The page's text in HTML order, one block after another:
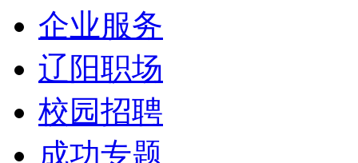
企业服务
辽阳职场
校园招聘
成功专题